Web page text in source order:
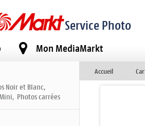
Service Photo
Mon MediaMarkt
Noir et Blanc,
Photos carrées
Accueil